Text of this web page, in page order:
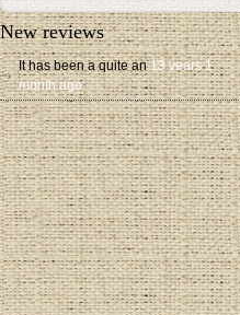
New reviews
It has been a quite an 13 years 1
month ago